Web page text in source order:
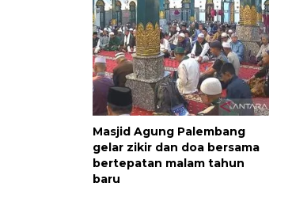
Masjid Agung Palembang
gelar zikir dan doa bersama
bertepatan malam tahun
baru